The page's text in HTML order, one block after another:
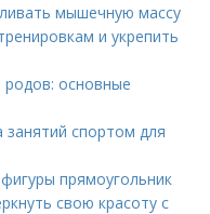
мышечную массу
и укрепить
основные
спортом для
прямоугольник
свою красоту с